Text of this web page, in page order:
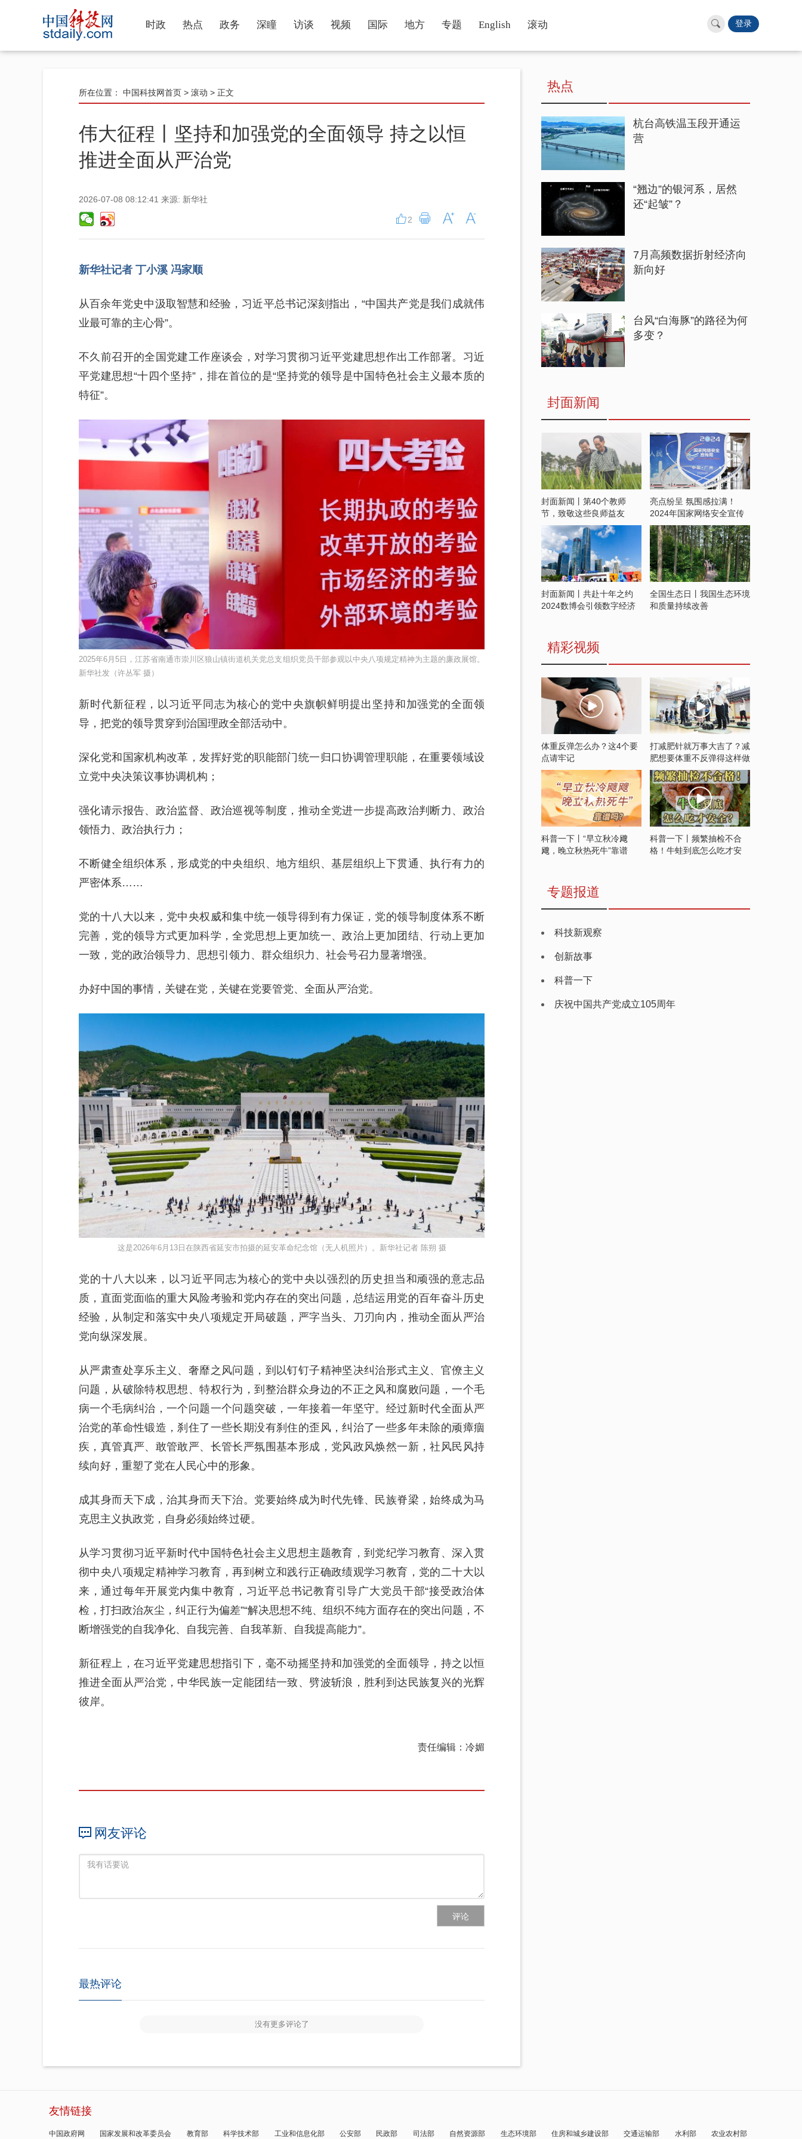
时政 热点 政务 深瞳 访谈 视频 国际 地方 专题 English 滚动 登录
所在位置： 中国科技网首页 > 滚动 > 正文
伟大征程丨坚持和加强党的全面领导 持之以恒
推进全面从严治党
2026-07-08 08:12:41 来源: 新华社
2
新华社记者 丁小溪 冯家顺
从百余年党史中汲取智慧和经验，习近平总书记深刻指出，“中国共产党是我们成就伟
业最可靠的主心骨”。
不久前召开的全国党建工作座谈会，对学习贯彻习近平党建思想作出工作部署。习近
平党建思想“十四个坚持”，排在首位的是“坚持党的领导是中国特色社会主义最本质的
特征”。
2025年6月5日，江苏省南通市崇川区狼山镇街道机关党总支组织党员干部参观以中央八项规定精神为主题的廉政展馆。
新华社发（许丛军 摄）
新时代新征程，以习近平同志为核心的党中央旗帜鲜明提出坚持和加强党的全面领
导，把党的领导贯穿到治国理政全部活动中。
深化党和国家机构改革，发挥好党的职能部门统一归口协调管理职能，在重要领域设
立党中央决策议事协调机构；
强化请示报告、政治监督、政治巡视等制度，推动全党进一步提高政治判断力、政治
领悟力、政治执行力；
不断健全组织体系，形成党的中央组织、地方组织、基层组织上下贯通、执行有力的
严密体系……
党的十八大以来，党中央权威和集中统一领导得到有力保证，党的领导制度体系不断
完善，党的领导方式更加科学，全党思想上更加统一、政治上更加团结、行动上更加
一致，党的政治领导力、思想引领力、群众组织力、社会号召力显著增强。
办好中国的事情，关键在党，关键在党要管党、全面从严治党。
这是2026年6月13日在陕西省延安市拍摄的延安革命纪念馆（无人机照片）。新华社记者 陈朔 摄
党的十八大以来，以习近平同志为核心的党中央以强烈的历史担当和顽强的意志品
质，直面党面临的重大风险考验和党内存在的突出问题，总结运用党的百年奋斗历史
经验，从制定和落实中央八项规定开局破题，严字当头、刀刃向内，推动全面从严治
党向纵深发展。
从严肃查处享乐主义、奢靡之风问题，到以钉钉子精神坚决纠治形式主义、官僚主义
问题，从破除特权思想、特权行为，到整治群众身边的不正之风和腐败问题，一个毛
病一个毛病纠治，一个问题一个问题突破，一年接着一年坚守。经过新时代全面从严
治党的革命性锻造，刹住了一些长期没有刹住的歪风，纠治了一些多年未除的顽瘴痼
疾，真管真严、敢管敢严、长管长严氛围基本形成，党风政风焕然一新，社风民风持
续向好，重塑了党在人民心中的形象。
成其身而天下成，治其身而天下治。党要始终成为时代先锋、民族脊梁，始终成为马
克思主义执政党，自身必须始终过硬。
从学习贯彻习近平新时代中国特色社会主义思想主题教育，到党纪学习教育、深入贯
彻中央八项规定精神学习教育，再到树立和践行正确政绩观学习教育，党的二十大以
来，通过每年开展党内集中教育，习近平总书记教育引导广大党员干部“接受政治体
检，打扫政治灰尘，纠正行为偏差”“解决思想不纯、组织不纯方面存在的突出问题，不
断增强党的自我净化、自我完善、自我革新、自我提高能力”。
新征程上，在习近平党建思想指引下，毫不动摇坚持和加强党的全面领导，持之以恒
推进全面从严治党，中华民族一定能团结一致、劈波斩浪，胜利到达民族复兴的光辉
彼岸。
责任编辑：冷媚
网友评论
评论
最热评论
没有更多评论了
热点
杭台高铁温玉段开通运
营
“翘边”的银河系，居然
还“起皱”？
7月高频数据折射经济向
新向好
台风“白海豚”的路径为何
多变？
封面新闻
封面新闻丨第40个教师
节，致敬这些良师益友
亮点纷呈 氛围感拉满！
2024年国家网络安全宣传
周开启
封面新闻丨共赴十年之约
2024数博会引领数字经济
全国生态日丨我国生态环境
和质量持续改善
精彩视频
体重反弹怎么办？这4个要
点请牢记
打减肥针就万事大吉了？减
肥想要体重不反弹得这样做
科普一下丨“早立秋冷飕
飕，晚立秋热死牛”靠谱
科普一下丨频繁抽检不合
格！牛蛙到底怎么吃才安
专题报道
科技新观察
创新故事
科普一下
庆祝中国共产党成立105周年
友情链接
中国政府网 国家发展和改革委员会 教育部 科学技术部 工业和信息化部 公安部 民政部 司法部 自然资源部 生态环境部 住房和城乡建设部 交通运输部 水利部 农业农村部